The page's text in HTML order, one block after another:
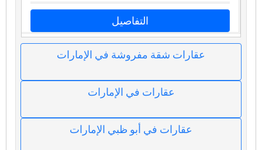
التفاصيل
عقارات شقة مفروشة في الإمارات
عقارات في الإمارات
عقارات في أبو ظبي الإمارات